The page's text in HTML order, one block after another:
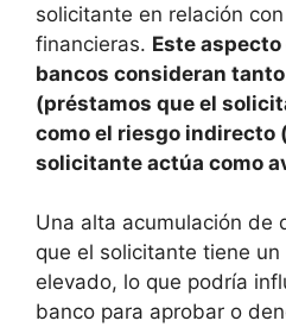
solicitante en relación
financieras. Este
bancos consideran
(préstamos que el
como el riesgo indirecto
solicitante actúa como
Una alta acumulación de
que el solicitante tiene
elevado, lo que podría
banco para aprobar o